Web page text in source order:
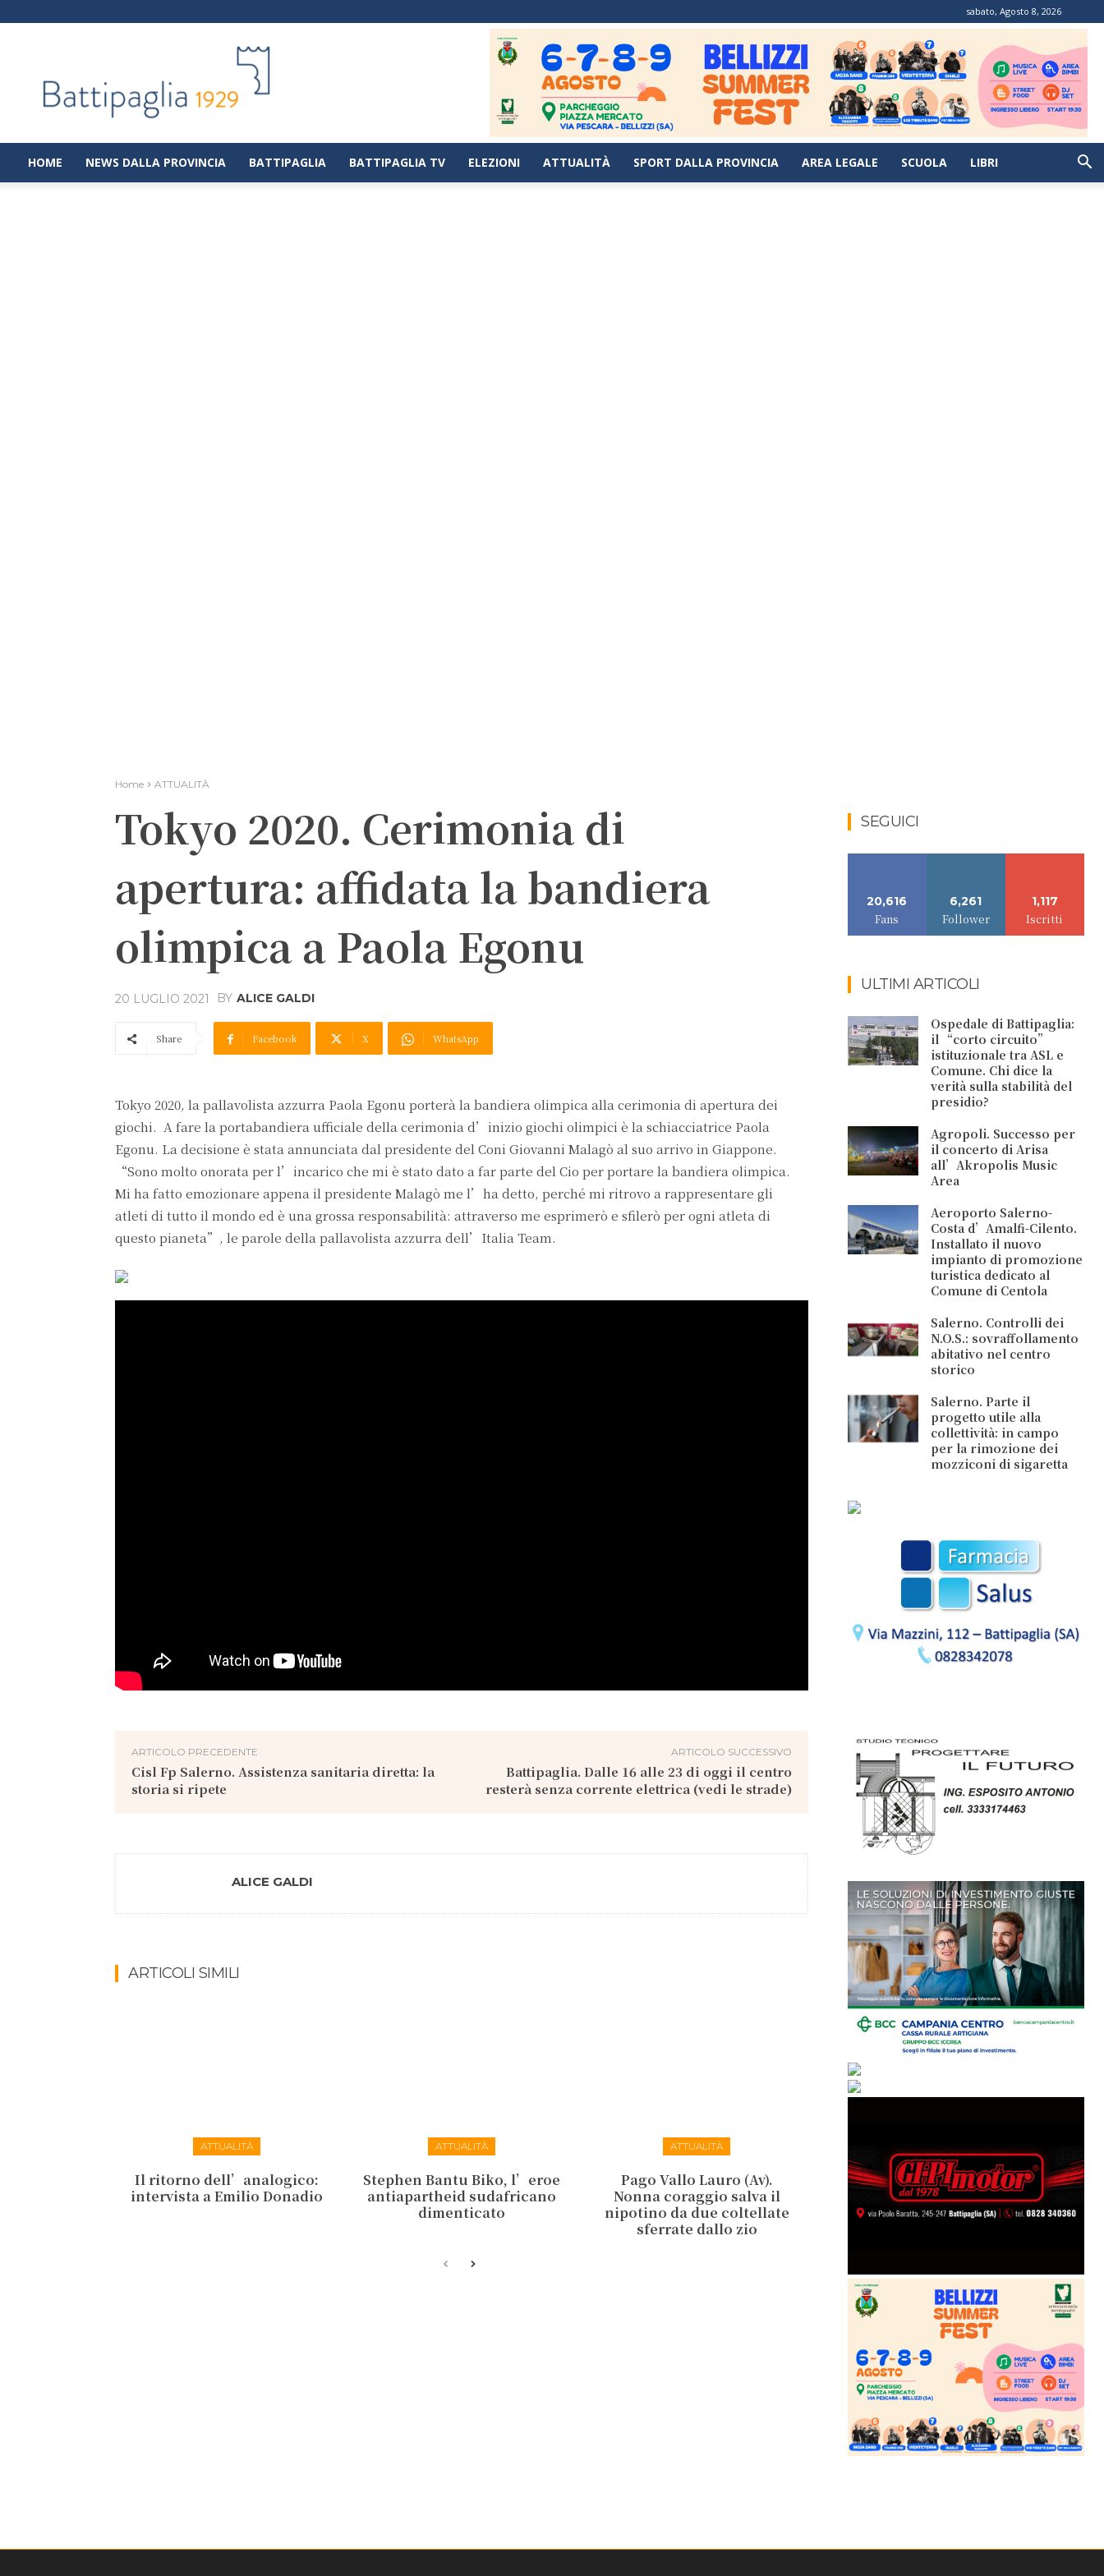
sabato, Agosto 8, 2026
|
Notizie
dalla
città
di
HOME NEWS DALLA PROVINCIA BATTIPAGLIA BATTIPAGLIA TV ELEZIONI ATTUALITÀ SPORT DALLA PROVINCIA AREA LEGALE SCUOLA LIBRI
Home ATTUALITÀ
Tokyo 2020. Cerimonia di
apertura: affidata la bandiera
olimpica a Paola Egonu
20 LUGLIO 2021 BY ALICE GALDI
Share Facebook X WhatsApp
Tokyo 2020, la pallavolista azzurra Paola Egonu porterà la bandiera olimpica alla cerimonia di apertura dei
giochi. A fare la portabandiera ufficiale della cerimonia d’inizio giochi olimpici è la schiacciatrice Paola
Egonu. La decisione è stata annunciata dal presidente del Coni Giovanni Malagò al suo arrivo in Giappone.
“Sono molto onorata per l’incarico che mi è stato dato a far parte del Cio per portare la bandiera olimpica.
Mi ha fatto emozionare appena il presidente Malagò me l’ha detto, perché mi ritrovo a rappresentare gli
atleti di tutto il mondo ed è una grossa responsabilità: attraverso me esprimerò e sfilerò per ogni atleta di
questo pianeta”, le parole della pallavolista azzurra dell’Italia Team.
ARTICOLO PRECEDENTE
Cisl Fp Salerno. Assistenza sanitaria diretta: la
storia si ripete
ARTICOLO SUCCESSIVO
Battipaglia. Dalle 16 alle 23 di oggi il centro
resterà senza corrente elettrica (vedi le strade)
ALICE GALDI
ARTICOLI SIMILI
ATTUALITÀ
Il ritorno dell’analogico:
intervista a Emilio Donadio
ATTUALITÀ
Stephen Bantu Biko, l’eroe
antiapartheid sudafricano
dimenticato
ATTUALITÀ
Pago Vallo Lauro (Av).
Nonna coraggio salva il
nipotino da due coltellate
sferrate dallo zio
SEGUICI
20,616
Fans
6,261
Follower
1,117
Iscritti
ULTIMI ARTICOLI
Ospedale di Battipaglia:
il “corto circuito”
istituzionale tra ASL e
Comune. Chi dice la
verità sulla stabilità del
presidio?
Agropoli. Successo per
il concerto di Arisa
all’Akropolis Music
Area
Aeroporto Salerno-
Costa d’Amalfi-Cilento.
Installato il nuovo
impianto di promozione
turistica dedicato al
Comune di Centola
Salerno. Controlli dei
N.O.S.: sovraffollamento
abitativo nel centro
storico
Salerno. Parte il
progetto utile alla
collettività: in campo
per la rimozione dei
mozziconi di sigaretta